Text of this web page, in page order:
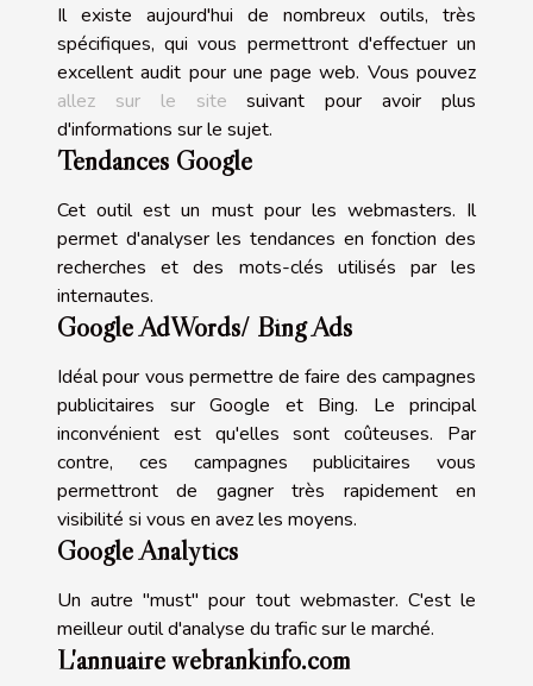
Il existe aujourd'hui de nombreux outils, très
spécifiques, qui vous permettront d'effectuer un
excellent audit pour une page web. Vous pouvez
allez sur le site suivant pour avoir plus
d'informations sur le sujet.
Tendances Google
Cet outil est un must pour les webmasters. Il
permet d'analyser les tendances en fonction des
recherches et des mots-clés utilisés par les
internautes.
Google AdWords/ Bing Ads
Idéal pour vous permettre de faire des campagnes
publicitaires sur Google et Bing. Le principal
inconvénient est qu'elles sont coûteuses. Par
contre, ces campagnes publicitaires vous
permettront de gagner très rapidement en
visibilité si vous en avez les moyens.
Google Analytics
Un autre "must" pour tout webmaster. C'est le
meilleur outil d'analyse du trafic sur le marché.
L'annuaire webrankinfo.com